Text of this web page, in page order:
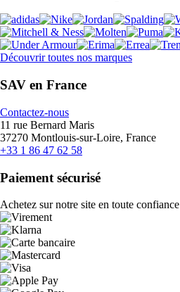
Découvrir toutes nos marques
SAV en France
Contactez-nous
11 rue Bernard Maris
37270 Montlouis-sur-Loire, France
+33 1 86 47 62 58
Paiement sécurisé
Achetez sur notre site en toute confiance